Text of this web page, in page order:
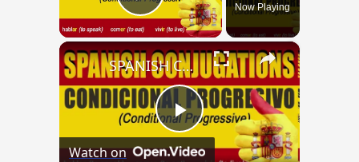
Play VideoNow Playing
×
Play
SPANISH CONJUGATIONS: Conditional Progressive (Condicional Progresivo)
Watch on